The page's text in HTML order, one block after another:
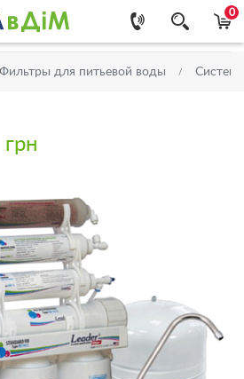
0
Фильтры для питьевой воды
грн